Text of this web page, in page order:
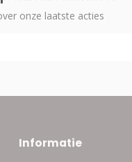
onze laatste acties
Informatie